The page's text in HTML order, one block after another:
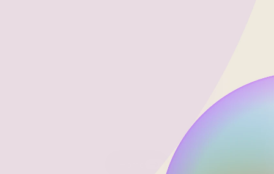
れらの分野や投資家であるInflexionによって設定
されたESG基準を優先することにより、私たちは
持続可能性パフォーマンスを改善し、2024年に
Ecovadisの評価を達成し、公表することを目指し